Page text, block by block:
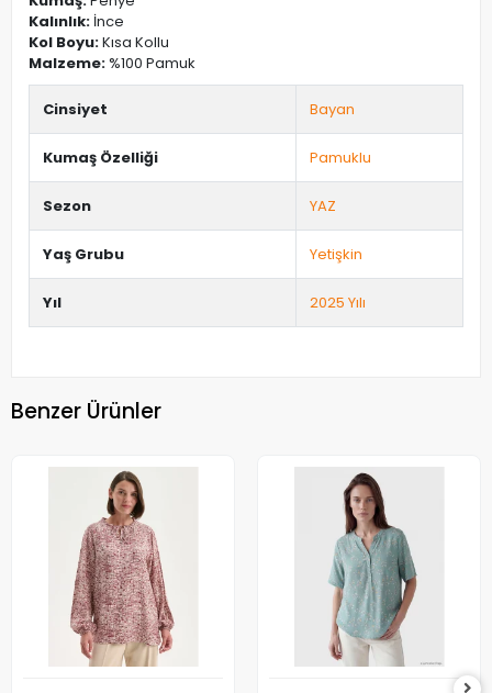
Kalınlık: İnce
Kol Boyu:Kısa Kollu
Malzeme: %100 Pamuk
Cinsiyet Bayan
Kumaş Özelliği Pamuklu
Sezon YAZ
Yaş Grubu Yetişkin
Yıl 2025 Yılı
Benzer Ürünler